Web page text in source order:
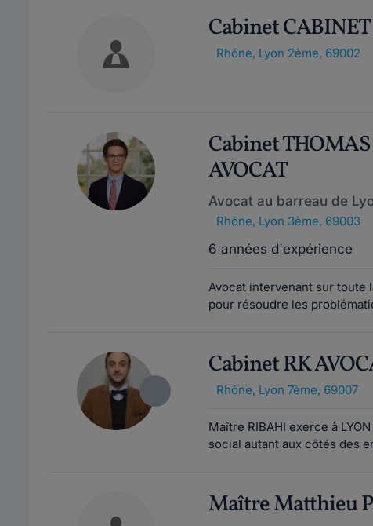
Cabinet
Rhône, Lyon 2ème, 69002
Cabinet
AVOCAT
Avocat au barreau de
Rhône, Lyon 3ème, 69003
6 années d'expérience
Avocat intervenant sur toute
pour résoudre les
Cabinet RK
Rhône, Lyon 7ème, 69007
Maître RIBAHI exerce à
social autant aux côtés des
Maître Matthieu